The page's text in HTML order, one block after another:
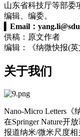
山东省科技厅等部委
编辑、编委。
Email：
供稿：原文作者
编辑：《纳微快报(
关于我们
Nano-Micro Letters《
在Springer Nature开放
报道纳米/微米尺度相